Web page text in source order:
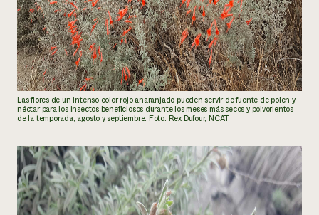
Las flores de un intenso color rojo anaranjado pueden servir de fuente de polen y
néctar para los insectos beneficiosos durante los meses más secos y polvorientos
de la temporada, agosto y septiembre. Foto: Rex Dufour, NCAT